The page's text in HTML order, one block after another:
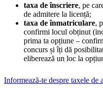
taxa de înscriere, pe
de admitere la licență;
taxa de înmatriculare,
confirmi locul obținut
prima ta opțiune –
concurs și îți dă
eliberează un loc la
Informează-te despre taxele de